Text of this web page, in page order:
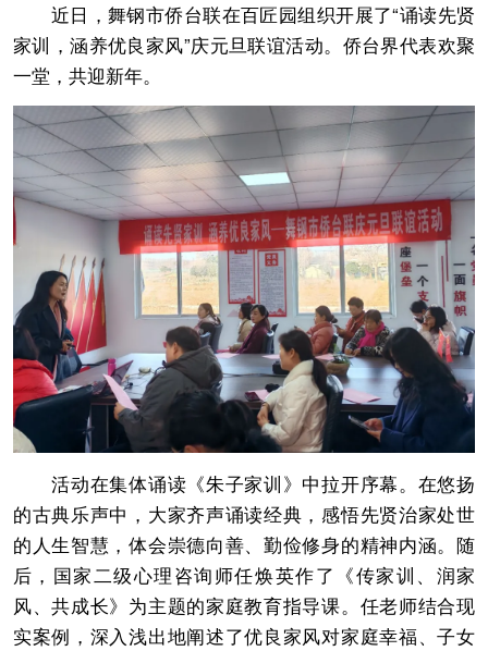
近日，舞钢市侨台联在百匠园组织开展了“诵读先贤
家训，涵养优良家风”庆元旦联谊活动。侨台界代表欢聚
一堂，共迎新年。
活动在集体诵读《朱子家训》中拉开序幕。在悠扬
的古典乐声中，大家齐声诵读经典，感悟先贤治家处世
的人生智慧，体会崇德向善、勤俭修身的精神内涵。随
后，国家二级心理咨询师任焕英作了《传家训、润家
风、共成长》为主题的家庭教育指导课。任老师结合现
实案例，深入浅出地阐述了优良家风对家庭幸福、子女